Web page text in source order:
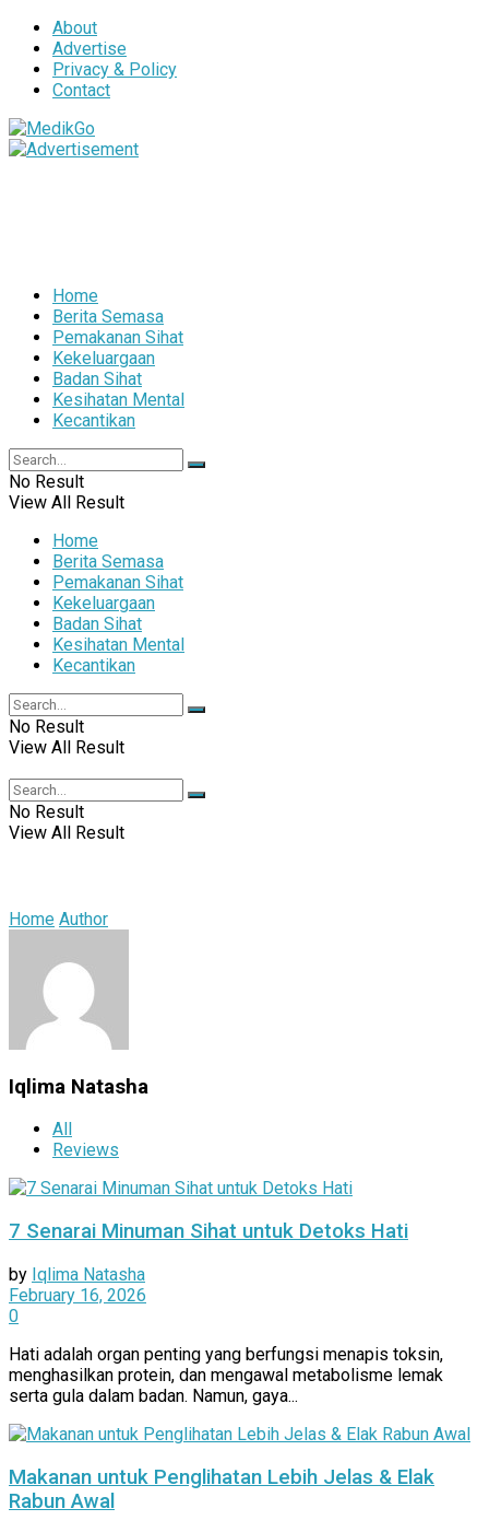
About
Advertise
Privacy & Policy
Contact
Home
Berita Semasa
Pemakanan Sihat
Kekeluargaan
Badan Sihat
Kesihatan Mental
Kecantikan
No Result
View All Result
Home
Berita Semasa
Pemakanan Sihat
Kekeluargaan
Badan Sihat
Kesihatan Mental
Kecantikan
No Result
View All Result
No Result
View All Result
Home Author
Iqlima Natasha
All
Reviews
7 Senarai Minuman Sihat untuk Detoks Hati
by Iqlima Natasha
February 16, 2026
0
Hati adalah organ penting yang berfungsi menapis toksin,
menghasilkan protein, dan mengawal metabolisme lemak
serta gula dalam badan. Namun, gaya...
Makanan untuk Penglihatan Lebih Jelas & Elak
Rabun Awal